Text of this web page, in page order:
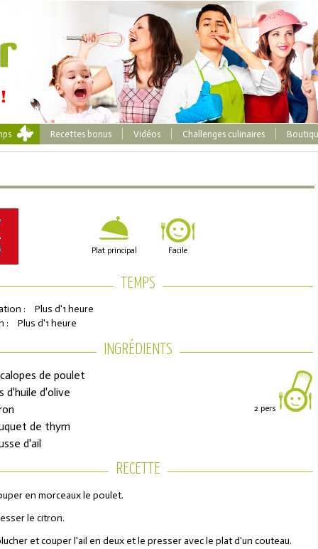
Recettes bonus Vidéos Challenges culinaires
Plat principal Facile
TEMPS
:
Plus d'1 heure
:
Plus d'1 heure
INGRÉDIENTS
2 pers
de poulet
d'huile d'olive
de thym
d'ail
RECETTE
en morceaux le poulet.
le citron.
et couper l'ail en deux et le presser avec le plat d'un couteau.
de l'Année